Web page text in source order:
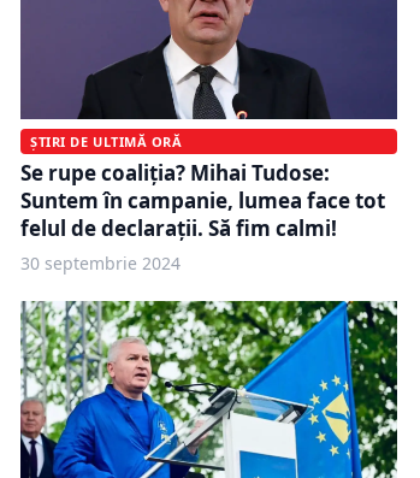
ȘTIRI DE ULTIMĂ ORĂ
Se rupe coaliția? Mihai Tudose:
Suntem în campanie, lumea face tot
felul de declaraţii. Să fim calmi!
30 septembrie 2024